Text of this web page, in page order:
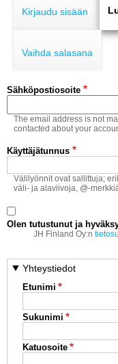
tabs
Kirjaudu sisään
Vaihda salasana
Sähköpostiosoite
The email address is not
contacted about your
Käyttäjätunnus
Välilyönnit ovat sallittuja;
väli- ja alaviivoja, @-
Olen tutustunut ja
JH Finland Oy:n
Yhteystiedot
Etunimi
Sukunimi
Katuosoite